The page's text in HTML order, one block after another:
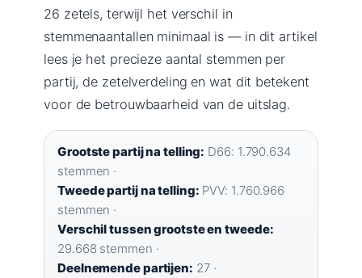
26 zetels, terwijl het verschil in
stemmenaantallen minimaal is — in dit artikel
lees je het precieze aantal stemmen per
partij, de zetelverdeling en wat dit betekent
voor de betrouwbaarheid van de uitslag.
Grootste partij na telling: D66: 1.790.634
stemmen ·
Tweede partij na telling: PVV: 1.760.966
stemmen ·
Verschil tussen grootste en tweede:
29.668 stemmen ·
Deelnemende partijen: 27 ·